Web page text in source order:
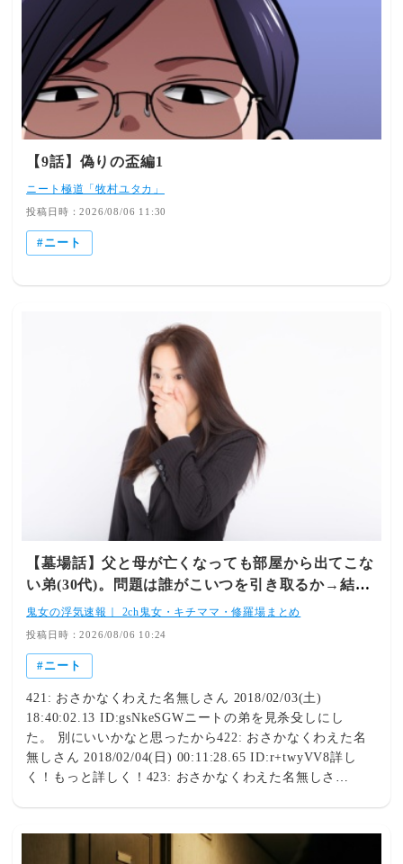
【9話】偽りの盃編1
ニート極道「牧村ユタカ」
投稿日時：2026/08/06 11:30
ニート
【墓場話】父と母が亡くなっても部屋から出てこな
い弟(30代)。問題は誰がこいつを引き取るか→結局
遺産を全て弟に相続することで誰も引き取らない事
に。結果は見えてたけど弟の末路は
鬼女の浮気速報｜ 2ch鬼女・キチママ・修羅場まとめ
投稿日時：2026/08/06 10:24
ニート
421: おさかなくわえた名無しさん 2018/02/03(土)
18:40:02.13 ID:gsNkeSGWニートの弟を見杀殳しにし
た。 別にいいかなと思ったから422: おさかなくわえた名
無しさん 2018/02/04(日) 00:11:28.65 ID:r+twyVV8詳し
く！もっと詳しく！423: おさかなくわえた名無しさ
えた名無しさん 2018/02/04(日) 19:28:12.35
ID:r+twyVV8>>423 本人ならお待ちしてますね428: おさ